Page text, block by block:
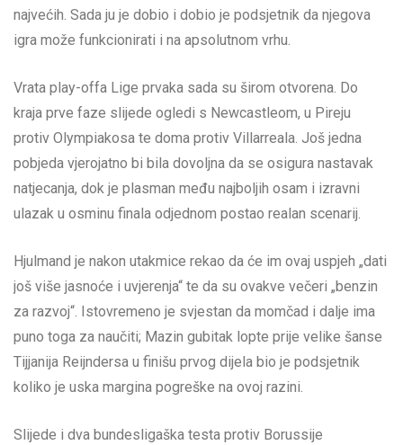
najvećih. Sada ju je dobio i dobio je podsjetnik da njegova
igra može funkcionirati i na apsolutnom vrhu.
Vrata play-offa Lige prvaka sada su širom otvorena. Do
kraja prve faze slijede ogledi s Newcastleom, u Pireju
protiv Olympiakosa te doma protiv Villarreala. Još jedna
pobjeda vjerojatno bi bila dovoljna da se osigura nastavak
natjecanja, dok je plasman među najboljih osam i izravni
ulazak u osminu finala odjednom postao realan scenarij.
Hjulmand je nakon utakmice rekao da će im ovaj uspjeh „dati
još više jasnoće i uvjerenja“ te da su ovakve večeri „benzin
za razvoj“. Istovremeno je svjestan da momčad i dalje ima
puno toga za naučiti; Mazin gubitak lopte prije velike šanse
Tijjanija Reijndersa u finišu prvog dijela bio je podsjetnik
koliko je uska margina pogreške na ovoj razini.
Slijede i dva bundesligaška testa protiv Borussije